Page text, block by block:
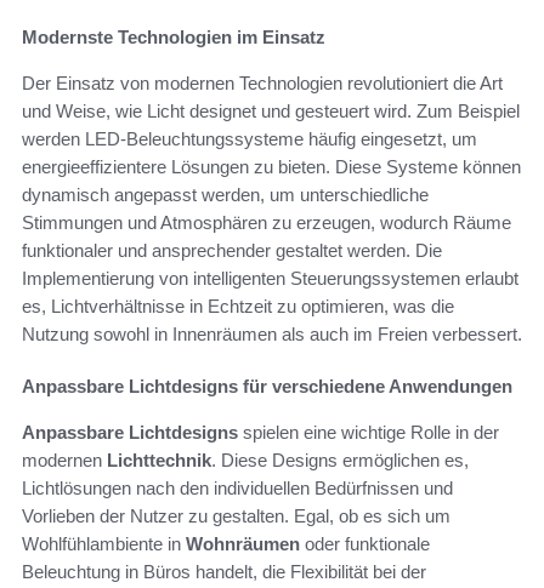
Modernste Technologien im Einsatz
Der Einsatz von modernen Technologien revolutioniert die Art
und Weise, wie Licht designet und gesteuert wird. Zum Beispiel
werden LED-Beleuchtungssysteme häufig eingesetzt, um
energieeffizientere Lösungen zu bieten. Diese Systeme können
dynamisch angepasst werden, um unterschiedliche
Stimmungen und Atmosphären zu erzeugen, wodurch Räume
funktionaler und ansprechender gestaltet werden. Die
Implementierung von intelligenten Steuerungssystemen erlaubt
es, Lichtverhältnisse in Echtzeit zu optimieren, was die
Nutzung sowohl in Innenräumen als auch im Freien verbessert.
Anpassbare Lichtdesigns für verschiedene Anwendungen
Anpassbare Lichtdesigns spielen eine wichtige Rolle in der
modernen Lichttechnik. Diese Designs ermöglichen es,
Lichtlösungen nach den individuellen Bedürfnissen und
Vorlieben der Nutzer zu gestalten. Egal, ob es sich um
Wohlfühlambiente in Wohnräumen oder funktionale
Beleuchtung in Büros handelt, die Flexibilität bei der